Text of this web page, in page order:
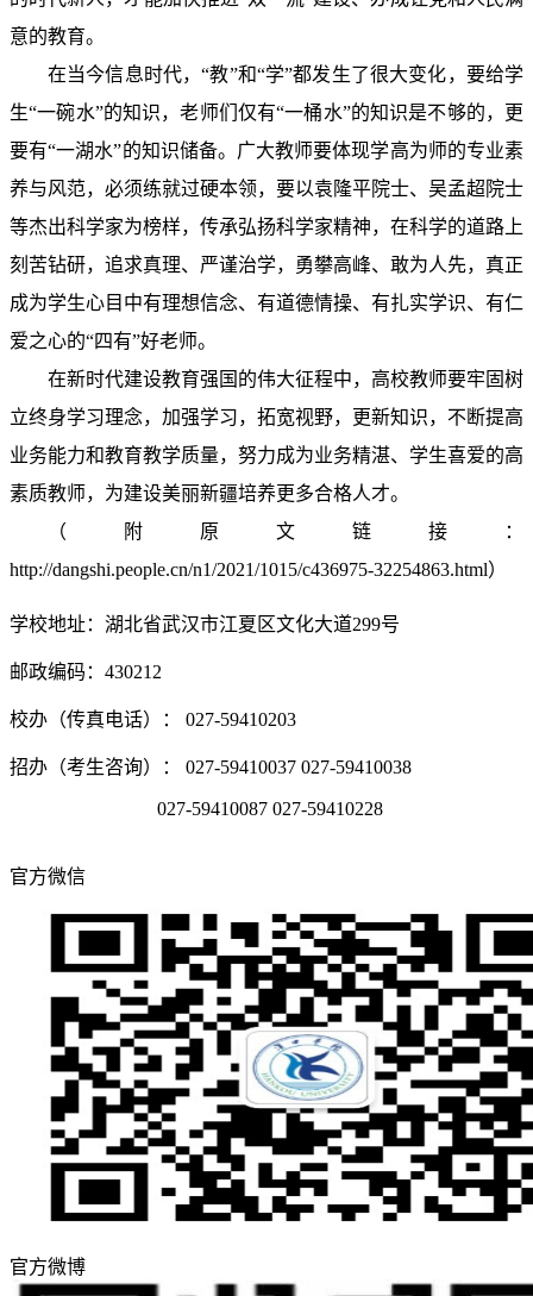
意的教育。
在当今信息时代，“教”和“学”都发生了很大变化，要给学
生“一碗水”的知识，老师们仅有“一桶水”的知识是不够的，更
要有“一湖水”的知识储备。广大教师要体现学高为师的专业素
养与风范，必须练就过硬本领，要以袁隆平院士、吴孟超院士
等杰出科学家为榜样，传承弘扬科学家精神，在科学的道路上
刻苦钻研，追求真理、严谨治学，勇攀高峰、敢为人先，真正
成为学生心目中有理想信念、有道德情操、有扎实学识、有仁
爱之心的“四有”好老师。
在新时代建设教育强国的伟大征程中，高校教师要牢固树
立终身学习理念，加强学习，拓宽视野，更新知识，不断提高
业务能力和教育教学质量，努力成为业务精湛、学生喜爱的高
素质教师，为建设美丽新疆培养更多合格人才。
（附原文链接：
http://dangshi.people.cn/n1/2021/1015/c436975-32254863.html）
学校地址：湖北省武汉市江夏区文化大道299号
邮政编码：430212
校办（传真电话）： 027-59410203
招办（考生咨询）： 027-59410037 027-59410038
027-59410087 027-59410228
官方微信
官方微博